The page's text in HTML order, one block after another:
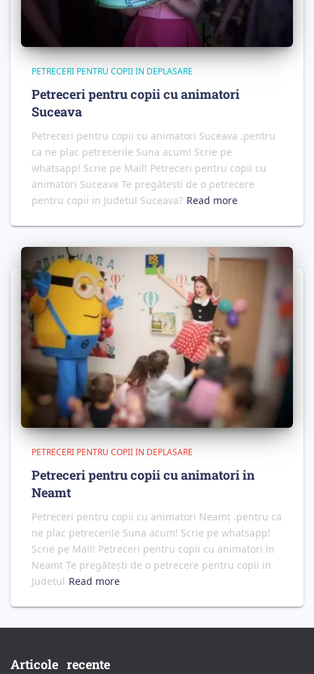
PETRECERI PENTRU COPII IN DEPLASARE
Petreceri pentru copii cu animatori
Suceava
Petreceri pentru copii cu animatori Suceava .pentru
ca ne plac petrecerile Suna acum! Scrie pe
whatsapp! Scrie pe Mail! Petreceri pentru copii cu
animatori Suceava Te pregătești de o petrecere
pentru copii in Judetul Suceava? Read more
PETRECERI PENTRU COPII IN DEPLASARE
Petreceri pentru copii cu animatori in
Neamt
Petreceri pentru copii cu animatori Neamț .pentru ca
ne plac petrecerile Suna acum! Scrie pe whatsapp!
Scrie pe Mail! Petreceri pentru copii cu animatori in
Neamt Te pregătești de o petrecere pentru copii in
Judetul Read more
Articole recente